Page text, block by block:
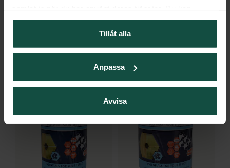
närsomhelst ändra ditt samtycke.
Tillåt alla
Anpassa
Avvisa
SWEDGUARD
Eltråd Pro+ 3 mm vit/svart 500 m 9x0,25
RUTLAND